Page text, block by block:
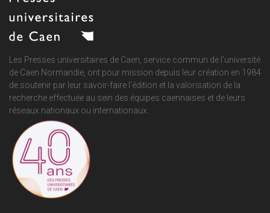
Les Presses universitaires de Caen, service commun de l'université
de Caen Normandie , ont pour mission depuis leur création en 1984
de soutenir par leur savoir-faire l'édition et la valorisation de la
recherche effectuée au sein des équipes caennaises et de leurs
réseaux nationaux ou internationaux.